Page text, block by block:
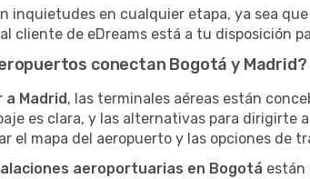
inquietudes en cualquier etapa, ya sea
cliente de eDreams está a tu disposición
conectan Bogotá y Madrid?
a Madrid, las terminales aéreas están
es clara, y las alternativas para dirigirte
el mapa del aeropuerto y las opciones de
aeroportuarias en Bogotá están